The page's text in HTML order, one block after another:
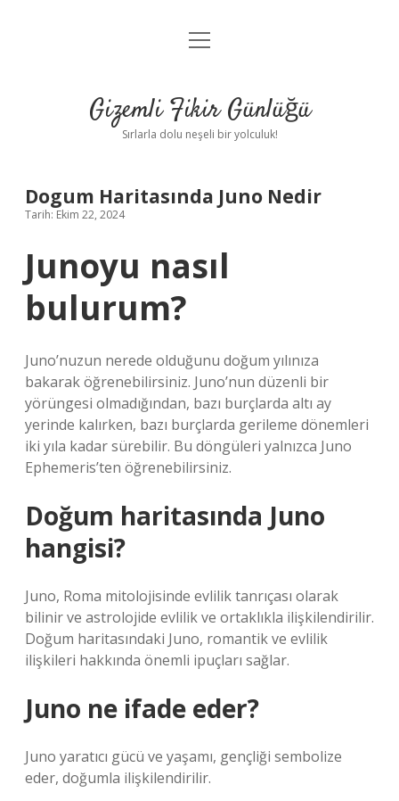
Anasayfa
Yasal Uyarı
menüyü
Gizemli Fikir Günlüğü
Sırlarla dolu neşeli bir yolculuk!
Dogum Haritasında Juno Nedir
Tarih: Ekim 22, 2024
Junoyu nasıl
bulurum?
Juno’nuzun nerede olduğunu doğum yılınıza
bakarak öğrenebilirsiniz. Juno’nun düzenli bir
yörüngesi olmadığından, bazı burçlarda altı ay
yerinde kalırken, bazı burçlarda gerileme dönemleri
iki yıla kadar sürebilir. Bu döngüleri yalnızca Juno
Ephemeris’ten öğrenebilirsiniz.
Doğum haritasında Juno
hangisi?
Juno, Roma mitolojisinde evlilik tanrıçası olarak
bilinir ve astrolojide evlilik ve ortaklıkla ilişkilendirilir.
Doğum haritasındaki Juno, romantik ve evlilik
ilişkileri hakkında önemli ipuçları sağlar.
Juno ne ifade eder?
Juno yaratıcı gücü ve yaşamı, gençliği sembolize
eder, doğumla ilişkilendirilir.